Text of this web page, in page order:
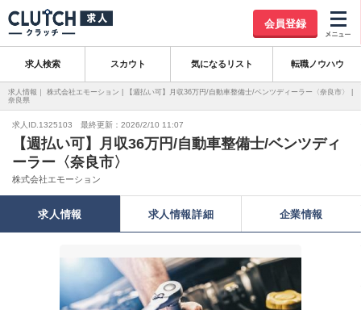
会員登録
求人検索 スカウト 気になるリスト 転職ノウハウ
求人情報｜ 株式会社エモーション | 【週払い可】月収36万円/自動車整備士/ベンツディーラー〈奈良市〉 |
奈良県
求人ID.1325103 最終更新：2026/2/10 11:07
【週払い可】月収36万円/自動車整備士/ベンツディ
ーラー〈奈良市〉
株式会社エモーション
求人情報 求人情報詳細 企業情報